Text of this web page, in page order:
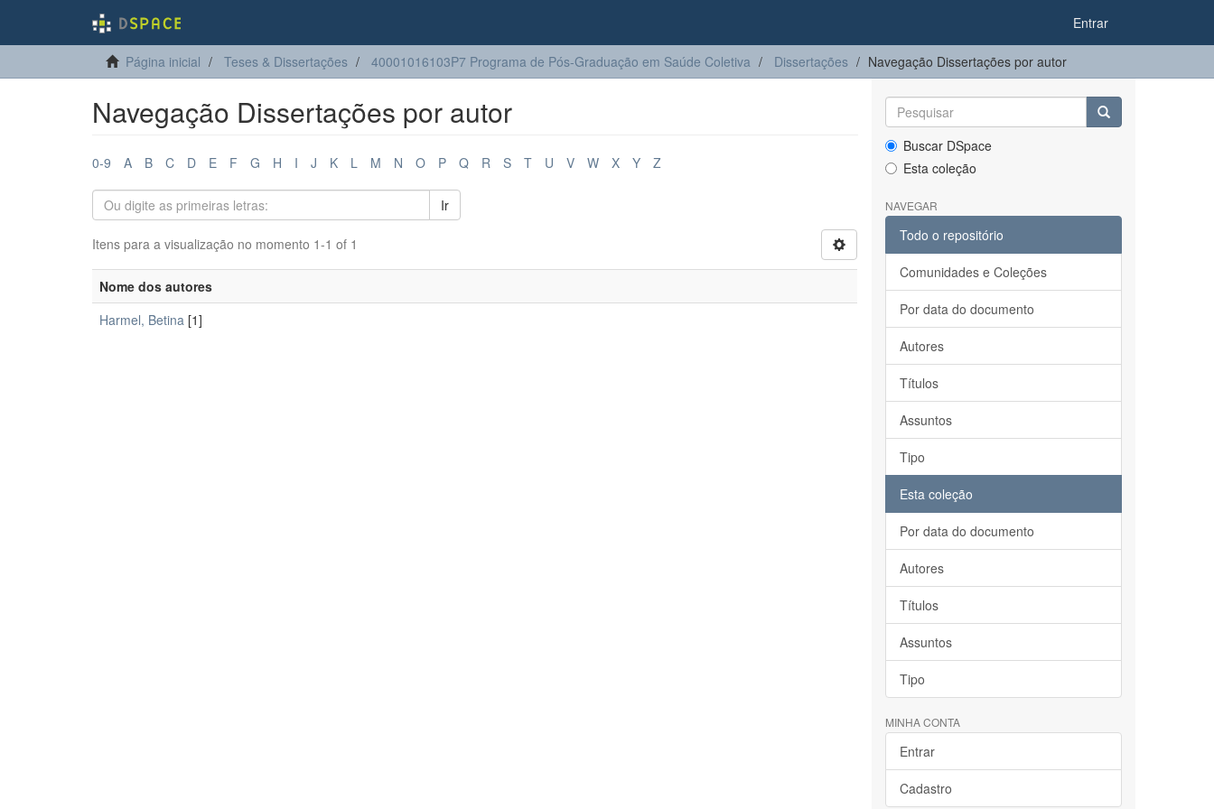
Entrar
Página inicial Teses & Dissertações 40001016103P7 Programa de Pós-Graduação em Saúde Coletiva Dissertações Navegação Dissertações por autor
Navegação Dissertações por autor
0-9 A B C D E F G H I J K L M N O P Q R S T U V W X Y Z
Ir
Itens para a visualização no momento 1-1 of 1
Nome dos autores
Harmel, Betina [1]
Buscar DSpace
Esta coleção
NAVEGAR
Todo o repositório
Comunidades e Coleções
Por data do documento
Autores
Títulos
Assuntos
Tipo
Esta coleção
Por data do documento
Autores
Títulos
Assuntos
Tipo
MINHA CONTA
Entrar
Cadastro